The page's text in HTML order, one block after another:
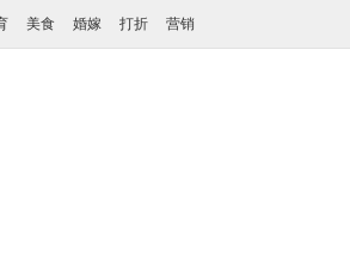
美食 婚嫁 打折 营销